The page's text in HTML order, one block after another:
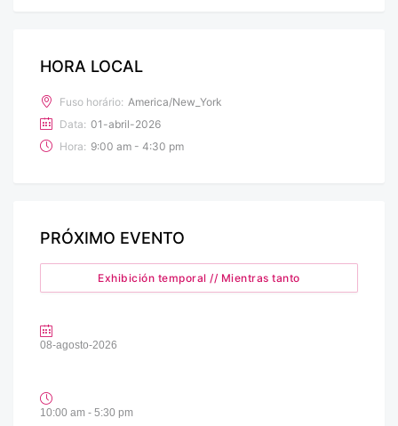
HORA LOCAL
Fuso horário: America/New_York
Data: 01-abril-2026
Hora: 9:00 am - 4:30 pm
PRÓXIMO EVENTO
Exhibición temporal // Mientras tanto
08-agosto-2026
10:00 am - 5:30 pm